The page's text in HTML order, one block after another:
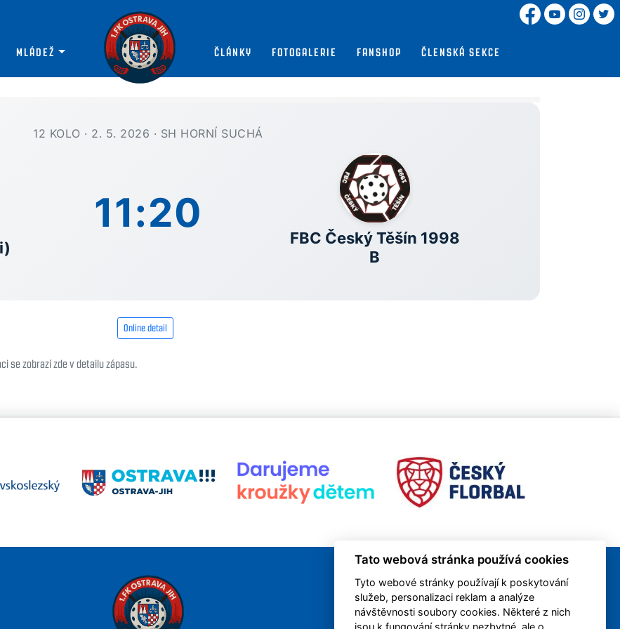
MLÁDEŽ ČLÁNKY FOTOGALERIE FANSHOP ČLENSKÁ SEKCE
12 KOLO · 2. 5. 2026 · SH HORNÍ SUCHÁ
11:20
FBC Český Těšín 1998
B
Online detail
se zobrazí zde v detailu zápasu.
Tato webová stránka používá cookies
Tyto webové stránky používají k poskytování
služeb, personalizaci reklam a analýze
návštěvnosti soubory cookies. Některé z nich
jsou k fungování stránky nezbytné, ale o